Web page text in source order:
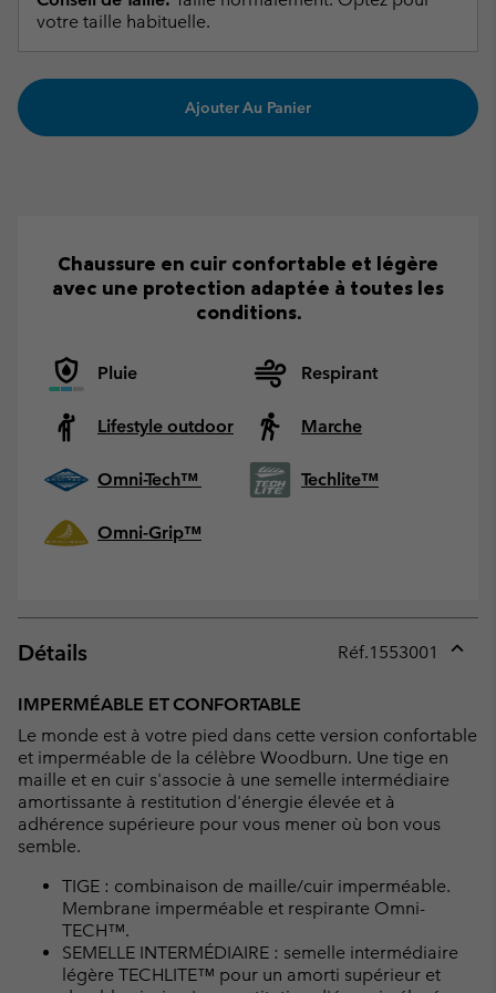
votre taille habituelle.
Ajouter Au Panier
Chaussure en cuir confortable et légère
avec une protection adaptée à toutes les
conditions.
Pluie Respirant
Lifestyle outdoor Marche
Omni-Tech™ Techlite™
Omni-Grip™
Détails Réf.1553001
IMPERMÉABLE ET CONFORTABLE
Le monde est à votre pied dans cette version confortable
et imperméable de la célèbre Woodburn. Une tige en
maille et en cuir s'associe à une semelle intermédiaire
amortissante à restitution d'énergie élevée et à
adhérence supérieure pour vous mener où bon vous
semble.
TIGE : combinaison de maille/cuir imperméable.
Membrane imperméable et respirante Omni-
TECH™.
SEMELLE INTERMÉDIAIRE : semelle intermédiaire
légère TECHLITE™ pour un amorti supérieur et